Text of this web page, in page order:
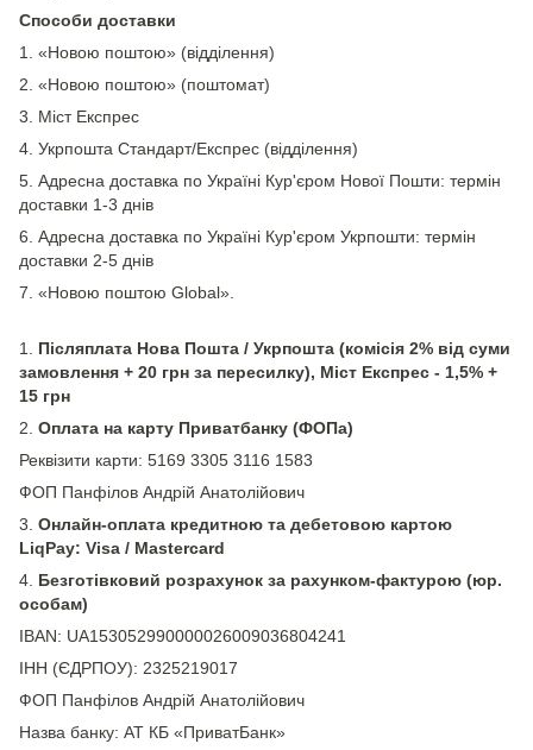
Способи доставки
1. «Новою поштою» (відділення)
2. «Новою поштою» (поштомат)
3. Міст Експрес
4. Укрпошта Стандарт/Експрес (відділення)
5. Адресна доставка по Україні Кур'єром Нової Пошти: термін
доставки 1-3 днів
6. Адресна доставка по Україні Кур'єром Укрпошти: термін
доставки 2-5 днів
7. «Новою поштою Global».
1. Післяплата Нова Пошта / Укрпошта (комісія 2% від суми
замовлення + 20 грн за пересилку), Міст Експрес - 1,5% +
15 грн
2. Оплата на карту Приватбанку (ФОПа)
Реквізити карти: 5169 3305 3116 1583
ФОП Панфілов Андрій Анатолійович
3. Онлайн-оплата кредитною та дебетовою картою
LiqPay: Visa / Mastercard
4. Безготівковий розрахунок за рахунком-фактурою (юр.
особам)
IBAN: UA153052990000026009036804241
ІНН (ЄДРПОУ): 2325219017
ФОП Панфілов Андрій Анатолійович
Назва банку: АТ КБ «ПриватБанк»